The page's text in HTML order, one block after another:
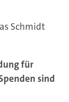
Schmidt
für
sind